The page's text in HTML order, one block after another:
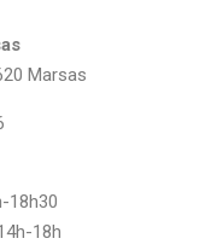
Marsas
18h30
18h